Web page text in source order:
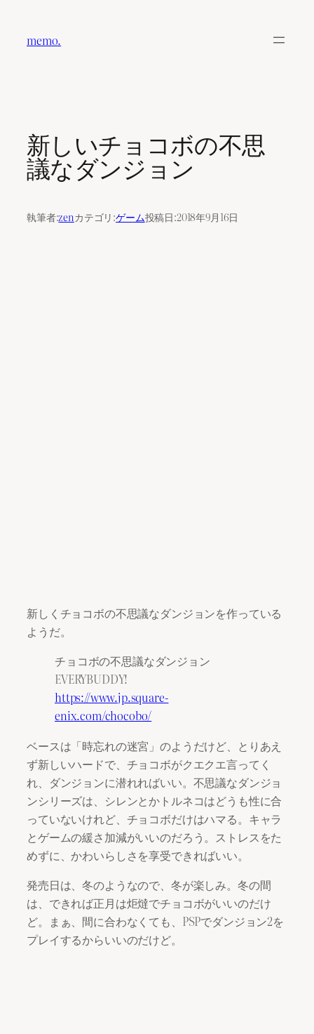
memo.
新しいチョコボの不思
議なダンジョン
執筆者:zenカテゴリ:ゲーム投稿日:2018年9月16日
新しくチョコボの不思議なダンジョンを作っている
ようだ。
チョコボの不思議なダンジョン
EVERYBUDDY!
https://www.jp.square-
enix.com/chocobo/
ベースは「時忘れの迷宮」のようだけど、とりあえ
ず新しいハードで、チョコボがクエクエ言ってく
れ、ダンジョンに潜れればいい。不思議なダンジョ
ンシリーズは、シレンとかトルネコはどうも性に合
っていないけれど、チョコボだけはハマる。キャラ
とゲームの緩さ加減がいいのだろう。ストレスをた
めずに、かわいらしさを享受できればいい。
発売日は、冬のようなので、冬が楽しみ。冬の間
は、できれば正月は炬燵でチョコボがいいのだけ
ど。まぁ、間に合わなくても、PSPでダンジョン2を
プレイするからいいのだけど。